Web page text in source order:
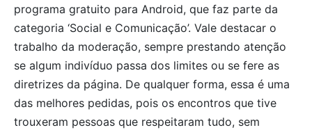
programa gratuito para Android, que faz parte da
categoria ‘Social e Comunicação’. Vale destacar o
trabalho da moderação, sempre prestando atenção
se algum indivíduo passa dos limites ou se fere as
diretrizes da página. De qualquer forma, essa é uma
das melhores pedidas, pois os encontros que tive
trouxeram pessoas que respeitaram tudo, sem